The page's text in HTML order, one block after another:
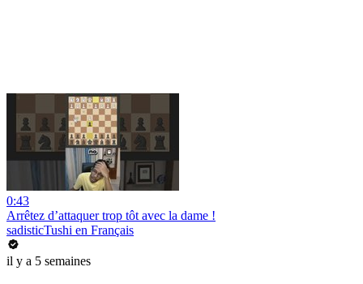
0:43
Arrêtez d’attaquer trop tôt avec la dame !
sadisticTushi en Français
il y a 5 semaines